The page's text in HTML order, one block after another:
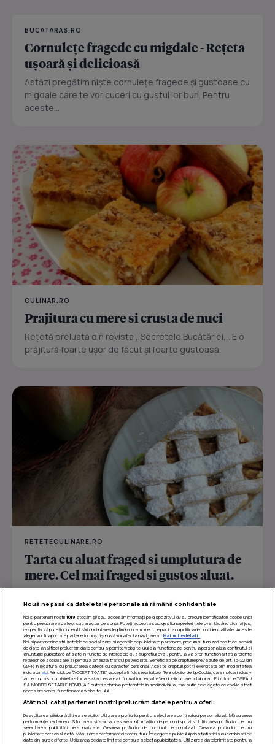
BUCATARAS.RO
Cornulețe fragede cu migdale - Rețeta
ușoară și delicioasă
Astăzi pregătim niște cornulețe fragede și gustoase cu
migdale care te vor cuceri cu gustul lor bun. Pentru
aceste...
CULINAR.RO
Prajitura cu mere si crusta de nuci
Reţetă preluată din revista ,,Secretele Bucătăriei,,. E o
prăjitură foarte uşor de făcut şi foarte gustoasă.
RETETECULINARE.RO
Tarta cu aluat fraged si umplutura de
mere. Cel mai fraged si gustos aluat.
dulce de mere.
Nouă ne pasă ca datele tale personale să rămână confidențiale
Noi și partenerii noștri 1019stocăm și/sau accesăm informații pe dispozitivul dvs., precum identificatorii cookie unici
pentru prelucrarea datelor cu caracter personal. Puteți accepta sau gestiona preferințele dvs. făcând clic mai jos,
respectiv vă puteți opune utilizării unui interes legitim în orice moment pe pagina cu politica de confidențialitate. Aceste
alegeri vor fi raportate partenerilor noștri și nu vă vor afecta navigarea.
Mai multe detalii
Noi si partenerii nostri (retelele de socializare si agentiile de publicitate partenere, precum si furnizorii nostri de servicii
de date analitice) prelucram date pentru a permite website-ului sa functioneze, pentru a personaliza continutul si
anunturile publicitare afisate in functie de interesele si/sau profilul dvs., pentru a va oferi functionalitati aferente
retelelor de socializare si pentru a analiza traficul pe website. Beneficiati de drepturile prevazute de art. 15-22 din
GDPR in legatura cu prelucrarea datelor cu caracter personal. Aceste drepturi pot fi exercitate prin modalitatea
indicata aici. Prin click pe “ACCEPT TOATE”, acceptati folosirea tuturor Tehnologiilor de tip Cookie, care implica inclusiv
acceptul dvs. cu privire la stocarea/accesarea informatiilor de catre Vendor-ii cu care colaboram. Prin click pe “VREAU
SA MODIFIC SETARILE INDIVIDUAL” puteti schimba preferintele in mod individual, mai putin cele legate de cookie strict
necesare pentru functionarea website-ului.
Atât noi, cât și partenerii noștri prelucrăm datele pentru a oferi:
Dezvoltarea și îmbunătățirea serviciilor. Utilizarea profilurilor pentru selectarea conținutului personalizat. Măsurarea
performanței reclamelor. Stocarea și/sau accesarea informațiilor de pe un dispozitiv. Utilizarea profilurilor pentru
selectarea publicității personalizate. Crearea profilurilor de conținut personalizat. Crearea profilurilor pentru
publicitate personalizată. Măsurarea performanței conținutului. Înțelegerea publicului prin statistici sau combinații de
date din surse diferite. Utilizarea de date limitate pentru a selecta publicitatea. Utilizarea datelor limitate pentru a